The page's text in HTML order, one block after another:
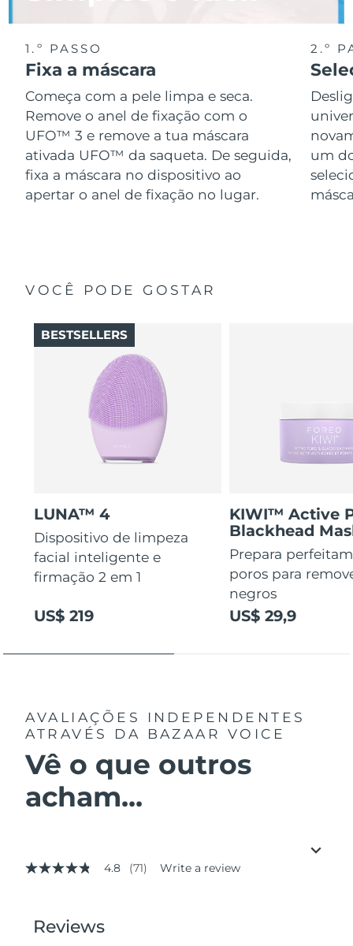
1.º PASSO
Fixa a máscara
Começa com a pele limpa e seca.
Remove o anel de fixação com o
UFO™ 3 e remove a tua máscara
ativada UFO™ da saqueta. De seguida,
fixa a máscara no dispositivo ao
apertar o anel de fixação no lugar.
2.º
um
VOCÊ PODE GOSTAR
LUNA™ 4
Dispositivo de limpeza
facial inteligente e
firmação 2 em 1
US$ 219
BESTSELLERS
KIWI™ Active
Blackhead
Prepara
poros para
negros
US$ 29,9
AVALIAÇÕES INDEPENDENTES
ATRAVÉS DA BAZAAR VOICE
Vê o que outros
acham...
4.8
stars,
average
4.8 (71) Write a review